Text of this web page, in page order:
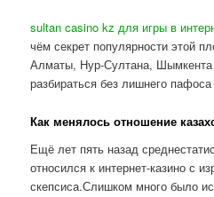
sultan casino kz для игры в
чём секрет популярности этой
Алматы, Нур-Султана, Шымкента
разбираться без лишнего
Как менялось отношение
Ещё лет пять назад
относился к интернет-казино с
скепсиса.Слишком много было